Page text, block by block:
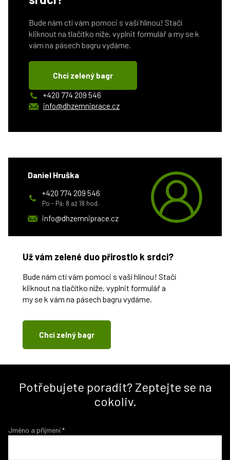
Bude nám ctí vám pomoci s vaší hlínou! Stačí
kliknout na tlačítko níže, vyplnit formulář a my se k
vám na pásech bagru vydáme.
Chci zelený bagr
+420 774 209 546
info@dhzemniprace.cz
Daniel Hruška
+420 774 209 546
Po - Pá: 8 až 18 hod.
info@dhzemniprace.cz
Už vám zelené duo přirostlo k srdci?
Bude nám ctí vám pomoci s vaší hlínou! Stačí
kliknout na tlačítko níže, vyplnit formulář a
my se k vám na pásech bagru vydáme.
Chci zelný bagr
Potřebujete poradit? Zeptejte se na
cokoliv.
Jméno a příjmení*